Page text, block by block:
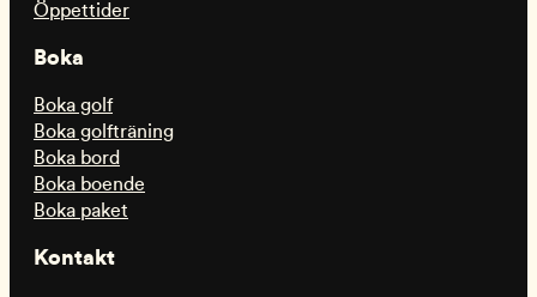
Öppettider
Boka
Boka golf
Boka golfträning
Boka bord
Boka boende
Boka paket
Kontakt